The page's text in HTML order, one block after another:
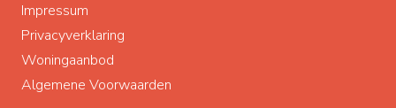
Impressum
Privacyverklaring
Woningaanbod
Algemene Voorwaarden